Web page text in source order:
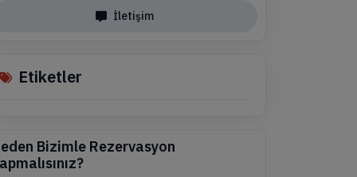
İletişim
Etiketler
Bizimle Rezervasyon